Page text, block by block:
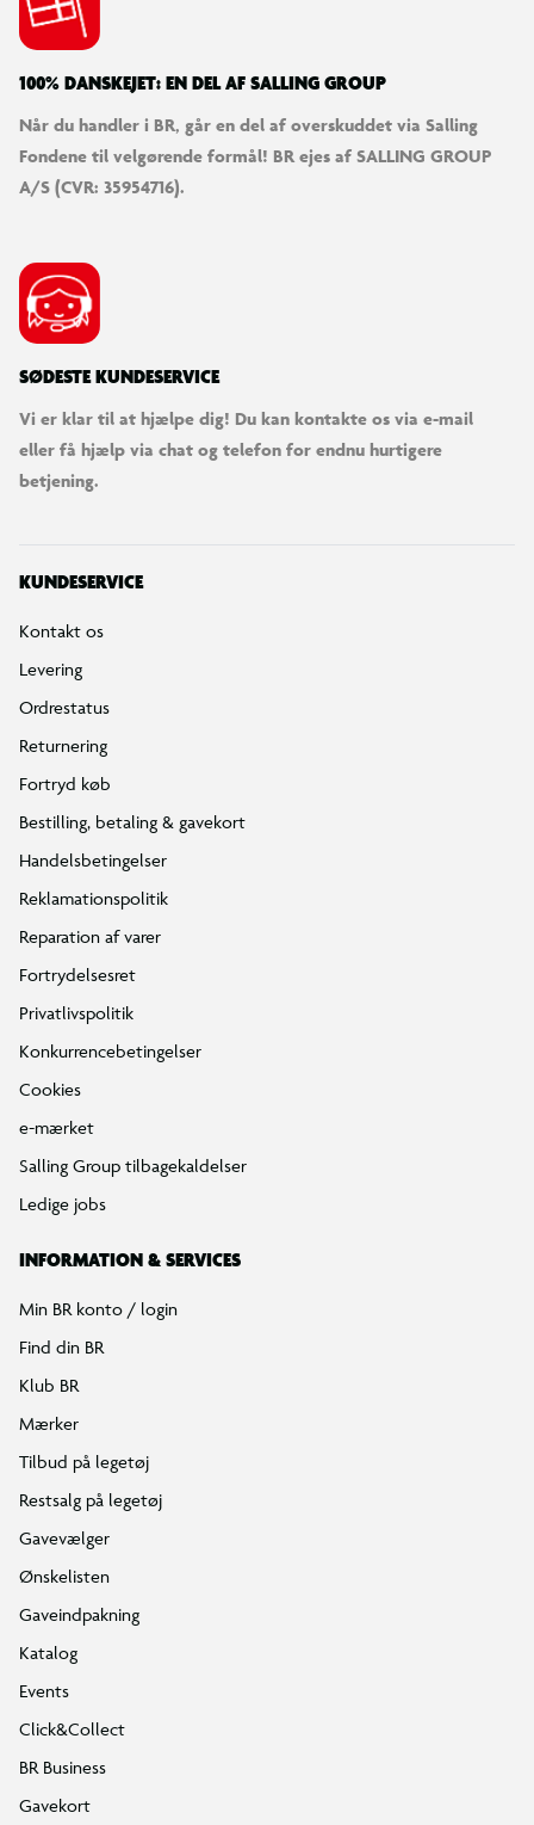
100% DANSKEJET: EN DEL AF SALLING GROUP
Når du handler i BR, går en del af overskuddet via Salling
Fondene til velgørende formål! BR ejes af SALLING GROUP
A/S (CVR: 35954716).
SØDESTE KUNDESERVICE
Vi er klar til at hjælpe dig! Du kan kontakte os via e-mail
eller få hjælp via chat og telefon for endnu hurtigere
betjening.
KUNDESERVICE
Kontakt os
Levering
Ordrestatus
Returnering
Fortryd køb
Bestilling, betaling & gavekort
Handelsbetingelser
Reklamationspolitik
Reparation af varer
Fortrydelsesret
Privatlivspolitik
Konkurrencebetingelser
Cookies
e-mærket
Salling Group tilbagekaldelser
Ledige jobs
INFORMATION & SERVICES
Min BR konto / login
Find din BR
Klub BR
Mærker
Tilbud på legetøj
Restsalg på legetøj
Gavevælger
Ønskelisten
Gaveindpakning
Katalog
Events
Click&Collect
BR Business
Gavekort